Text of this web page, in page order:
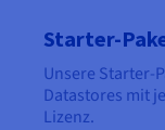
Starter-
Unsere Starter-
Datastores mit
Lizenz.